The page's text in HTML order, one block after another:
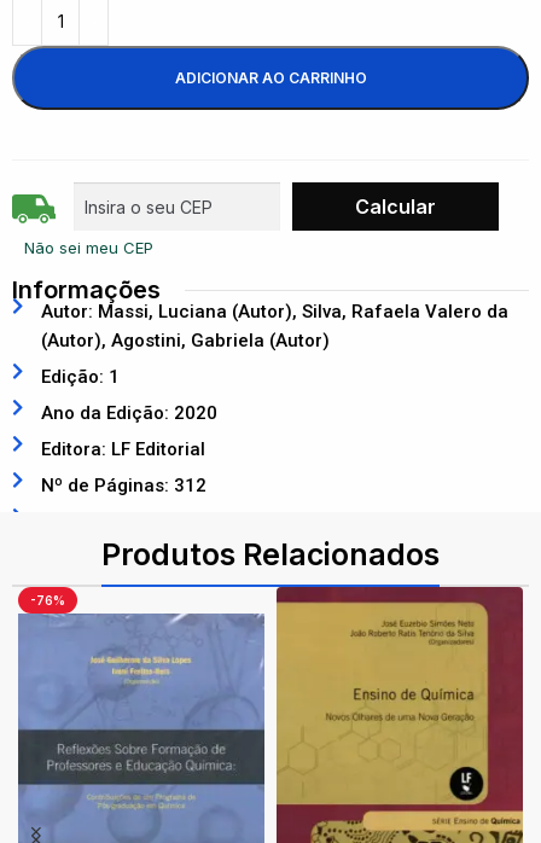
ADICIONAR AO CARRINHO
Não sei meu CEP
Informações
Autor: Massi, Luciana (Autor), Silva, Rafaela Valero da
(Autor), Agostini, Gabriela (Autor)
Edição: 1
Ano da Edição: 2020
Editora: LF Editorial
Nº de Páginas: 312
Produtos Relacionados
-76%